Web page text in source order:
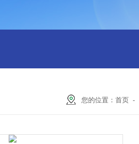
您的位置：首页 -